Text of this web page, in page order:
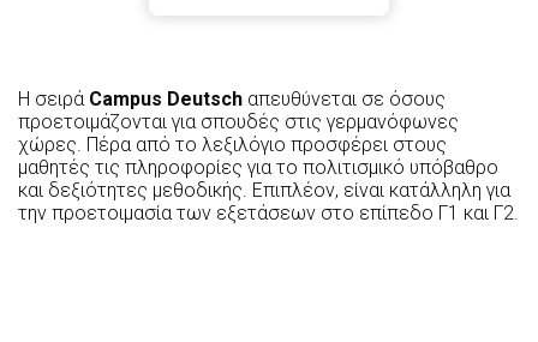
Η σειρά Campus Deutsch απευθύνεται σε όσους
προετοιμάζονται για σπουδές στις γερμανόφωνες
χώρες. Πέρα από το λεξιλόγιο προσφέρει στους
μαθητές τις πληροφορίες για το πολιτισμικό υπόβαθρο
και δεξιότητες μεθοδικής. Επιπλέον, είναι κατάλληλη για
την προετοιμασία των εξετάσεων στο επίπεδο Γ1 και Γ2.